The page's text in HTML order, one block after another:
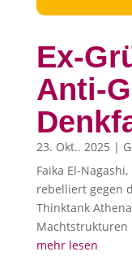
Ex-
Anti-
23. Okt.. 2025 |
Faika El-
rebelliert gegen
Thinktank
Machtstrukturen
mehr lesen